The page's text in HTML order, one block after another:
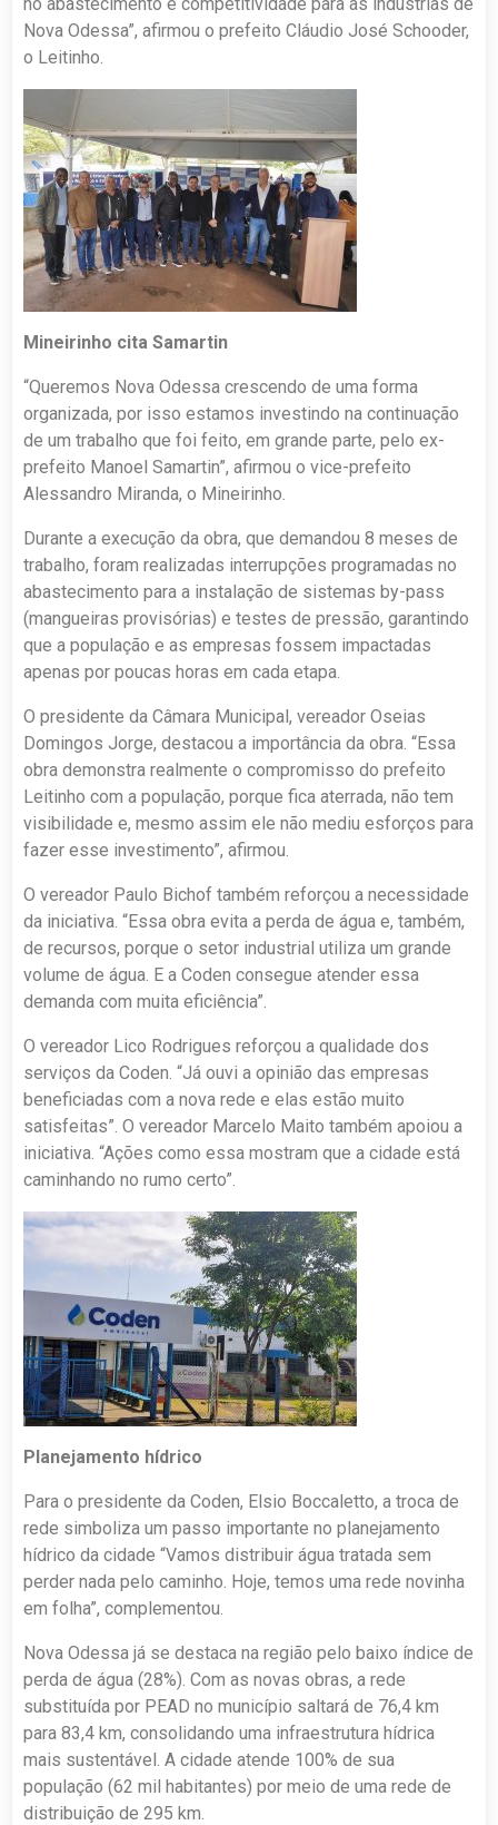
Nova Odessa”, afirmou o prefeito Cláudio José Schooder,
o Leitinho.
Mineirinho cita Samartin
“Queremos Nova Odessa crescendo de uma forma
organizada, por isso estamos investindo na continuação
de um trabalho que foi feito, em grande parte, pelo ex-
prefeito Manoel Samartin”, afirmou o vice-prefeito
Alessandro Miranda, o Mineirinho.
Durante a execução da obra, que demandou 8 meses de
trabalho, foram realizadas interrupções programadas no
abastecimento para a instalação de sistemas by-pass
(mangueiras provisórias) e testes de pressão, garantindo
que a população e as empresas fossem impactadas
apenas por poucas horas em cada etapa.
O presidente da Câmara Municipal, vereador Oseias
Domingos Jorge, destacou a importância da obra. “Essa
obra demonstra realmente o compromisso do prefeito
Leitinho com a população, porque fica aterrada, não tem
visibilidade e, mesmo assim ele não mediu esforços para
fazer esse investimento”, afirmou.
O vereador Paulo Bichof também reforçou a necessidade
da iniciativa. “Essa obra evita a perda de água e, também,
de recursos, porque o setor industrial utiliza um grande
volume de água. E a Coden consegue atender essa
demanda com muita eficiência”.
O vereador Lico Rodrigues reforçou a qualidade dos
serviços da Coden. “Já ouvi a opinião das empresas
beneficiadas com a nova rede e elas estão muito
satisfeitas”. O vereador Marcelo Maito também apoiou a
iniciativa. “Ações como essa mostram que a cidade está
caminhando no rumo certo”.
Planejamento hídrico
Para o presidente da Coden, Elsio Boccaletto, a troca de
rede simboliza um passo importante no planejamento
hídrico da cidade “Vamos distribuir água tratada sem
perder nada pelo caminho. Hoje, temos uma rede novinha
em folha”, complementou.
Nova Odessa já se destaca na região pelo baixo índice de
perda de água (28%). Com as novas obras, a rede
substituída por PEAD no município saltará de 76,4 km
para 83,4 km, consolidando uma infraestrutura hídrica
mais sustentável. A cidade atende 100% de sua
população (62 mil habitantes) por meio de uma rede de
distribuição de 295 km.